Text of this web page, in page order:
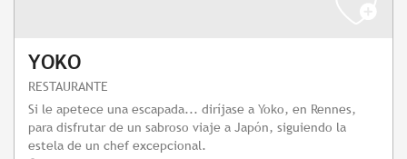
YOKO
RESTAURANTE
Si le apetece una escapada... diríjase a Yoko, en Rennes,
para disfrutar de un sabroso viaje a Japón, siguiendo la
estela de un chef excepcional.